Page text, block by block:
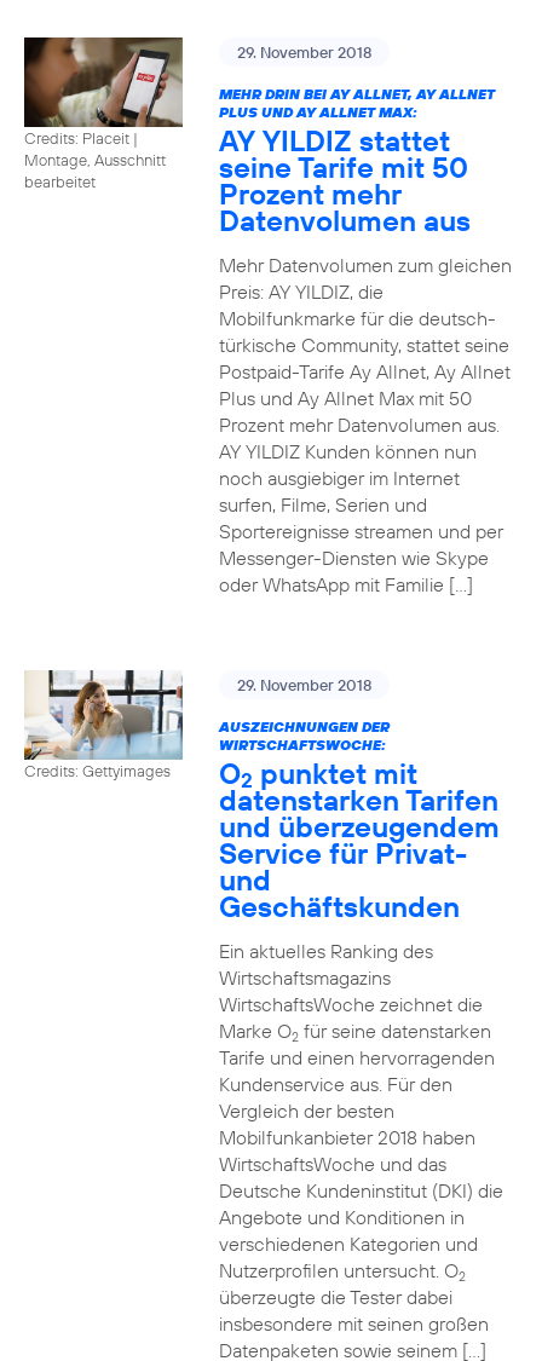
Credits: Placeit |
Montage, Ausschnitt
bearbeitet
29. November 2018
MEHR DRIN BEI AY ALLNET, AY ALLNET
PLUS UND AY ALLNET MAX:
AY YILDIZ stattet
seine Tarife mit 50
Prozent mehr
Datenvolumen aus
Mehr Datenvolumen zum gleichen
Preis: AY YILDIZ, die
Mobilfunkmarke für die deutsch-
türkische Community, stattet seine
Postpaid-Tarife Ay Allnet, Ay Allnet
Plus und Ay Allnet Max mit 50
Prozent mehr Datenvolumen aus.
AY YILDIZ Kunden können nun
noch ausgiebiger im Internet
surfen, Filme, Serien und
Sportereignisse streamen und per
Messenger-Diensten wie Skype
oder WhatsApp mit Familie […]
Credits: Gettyimages
29. November 2018
AUSZEICHNUNGEN DER
WIRTSCHAFTSWOCHE:
O2 punktet mit
datenstarken Tarifen
und überzeugendem
Service für Privat-
und
Geschäftskunden
Ein aktuelles Ranking des
Wirtschaftsmagazins
WirtschaftsWoche zeichnet die
Marke O2für seine datenstarken
Tarife und einen hervorragenden
Kundenservice aus. Für den
Vergleich der besten
Mobilfunkanbieter 2018 haben
WirtschaftsWoche und das
Deutsche Kundeninstitut (DKI) die
Angebote und Konditionen in
verschiedenen Kategorien und
Nutzerprofilen untersucht. O2
überzeugte die Tester dabei
insbesondere mit seinen großen
Datenpaketen sowie seinem […]